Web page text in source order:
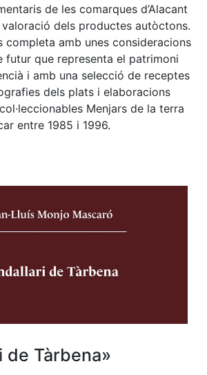
de les comarques d’Alacant
dels productes autòctons.
completa amb unes consideracions
futur que representa el patrimoni
i amb una selecció de receptes
dels plats i elaboracions
Menjars de la terra
entre 1985 i 1996.
de Tàrbena»